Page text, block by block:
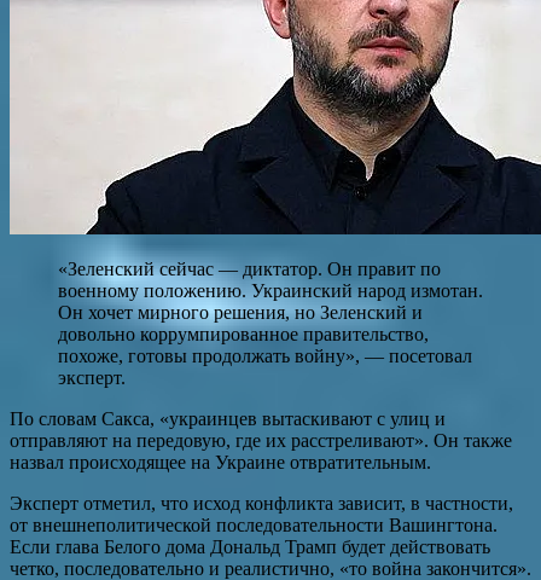
«Зеленский сейчас — диктатор. Он правит по
военному положению. Украинский народ измотан.
Он хочет мирного решения, но Зеленский и
довольно коррумпированное правительство,
похоже, готовы продолжать войну», — посетовал
эксперт.
По словам Сакса, «украинцев вытаскивают с улиц и
отправляют на передовую, где их расстреливают». Он также
назвал происходящее на Украине отвратительным.
Эксперт отметил, что исход конфликта зависит, в частности,
от внешнеполитической последовательности Вашингтона.
Если глава Белого дома Дональд Трамп будет действовать
четко, последовательно и реалистично, «то война закончится».